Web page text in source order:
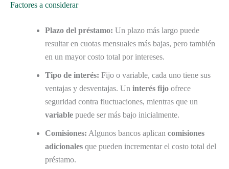
Factores a considerar
Plazo del préstamo: Un plazo más largo puede
resultar en cuotas mensuales más bajas, pero también
en un mayor costo total por intereses.
Tipo de interés: Fijo o variable, cada uno tiene sus
ventajas y desventajas. Un interés fijo ofrece
seguridad contra fluctuaciones, mientras que un
variable puede ser más bajo inicialmente.
Comisiones: Algunos bancos aplican comisiones
adicionales que pueden incrementar el costo total del
préstamo.